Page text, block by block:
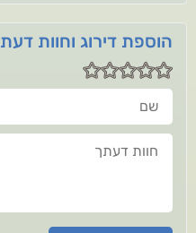
הוספת דירוג וחוות דעת
שם
חוות דעתך